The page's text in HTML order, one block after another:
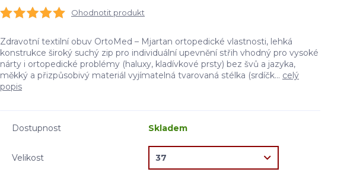
Ohodnotit produkt
Zdravotní textilní obuv OrtoMed – Mjartan ortopedické vlastnosti, lehká
konstrukce široký suchý zip pro individuální upevnění střih vhodný pro vysoké
nárty i ortopedické problémy (haluxy, kladívkové prsty) bez švů a jazyka,
měkký a přizpůsobivý materiál vyjímatelná tvarovaná stélka (srdíčk... celý
popis
Dostupnost Skladem
Velikost